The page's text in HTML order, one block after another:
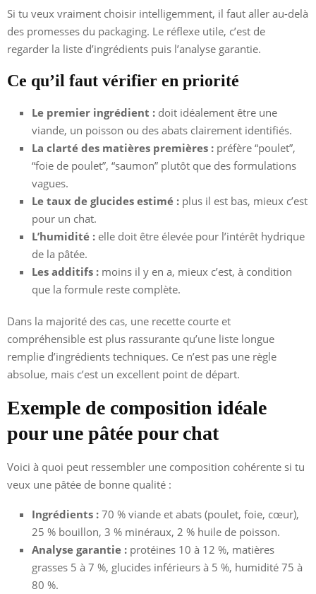
Si tu veux vraiment choisir intelligemment, il faut aller au-delà
des promesses du packaging. Le réflexe utile, c’est de
regarder la liste d’ingrédients puis l’analyse garantie.
Ce qu’il faut vérifier en priorité
Le premier ingrédient : doit idéalement être une
viande, un poisson ou des abats clairement identifiés.
La clarté des matières premières : préfère “poulet”,
“foie de poulet”, “saumon” plutôt que des formulations
vagues.
Le taux de glucides estimé : plus il est bas, mieux c’est
pour un chat.
L’humidité : elle doit être élevée pour l’intérêt hydrique
de la pâtée.
Les additifs : moins il y en a, mieux c’est, à condition
que la formule reste complète.
Dans la majorité des cas, une recette courte et
compréhensible est plus rassurante qu’une liste longue
remplie d’ingrédients techniques. Ce n’est pas une règle
absolue, mais c’est un excellent point de départ.
Exemple de composition idéale
pour une pâtée pour chat
Voici à quoi peut ressembler une composition cohérente si tu
veux une pâtée de bonne qualité :
Ingrédients : 70 % viande et abats (poulet, foie, cœur),
25 % bouillon, 3 % minéraux, 2 % huile de poisson.
Analyse garantie : protéines 10 à 12 %, matières
grasses 5 à 7 %, glucides inférieurs à 5 %, humidité 75 à
80 %.